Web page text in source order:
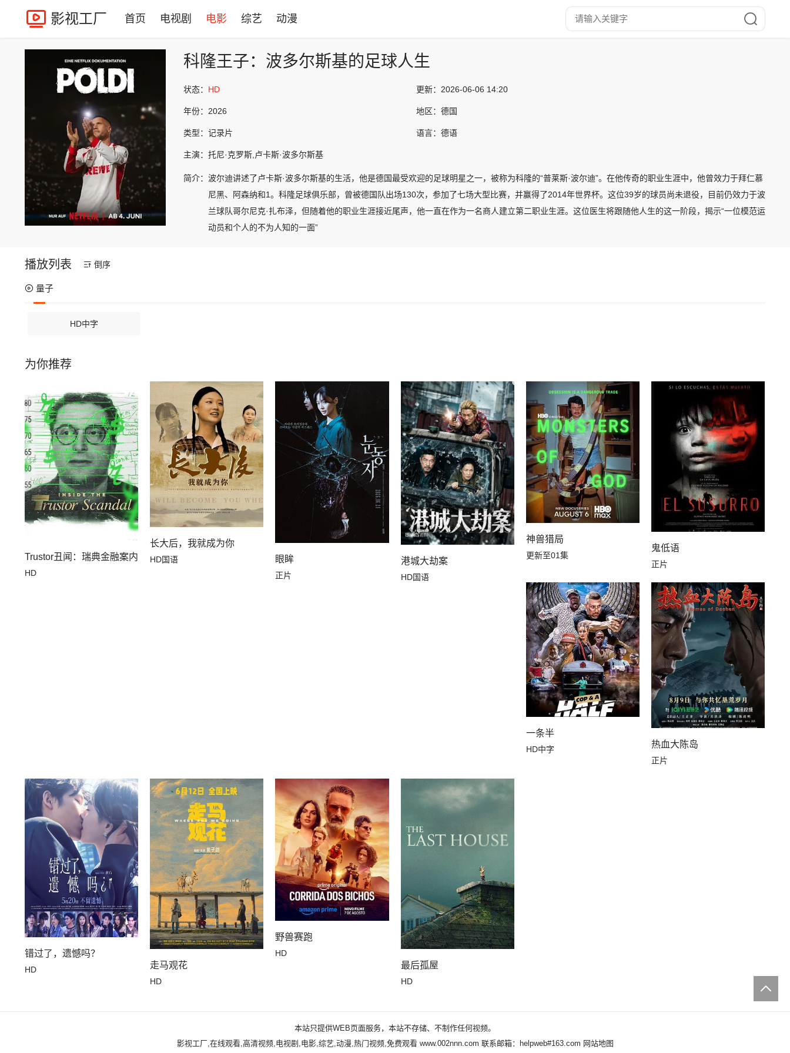
影视工厂 首页 电视剧 电影 综艺 动漫
科隆王子：波多尔斯基的足球人生
状态： HD 更新： 2026-06-06 14:20
年份： 2026 地区： 德国
类型： 记录片 语言： 德语
主演： 托尼·克罗斯,卢卡斯·波多尔斯基
简介： 波尔迪讲述了卢卡斯·波多尔斯基的生活，他是德国最受欢迎的足球明星之一，被称为科隆的“普莱斯·波尔迪”。在他传奇的职业生涯中，他曾效力于拜仁慕
尼黑、阿森纳和1。科隆足球俱乐部，曾被德国队出场130次，参加了七场大型比赛，并赢得了2014年世界杯。这位39岁的球员尚未退役，目前仍效力于波
兰球队哥尔尼克·扎布泽，但随着他的职业生涯接近尾声，他一直在作为一名商人建立第二职业生涯。这位医生将跟随他人生的这一阶段，揭示“一位模范运
动员和个人的不为人知的一面”
播放列表 倒序
量子
HD中字
为你推荐
Trustor丑闻：瑞典金融案内幕
HD
长大后，我就成为你
HD国语 眼眸
正片
港城大劫案
HD国语
神兽猎局
更新至01集
鬼低语
正片
一条半
HD中字 热血大陈岛
正片
错过了，遗憾吗？
HD 走马观花
HD
野兽赛跑
HD
最后孤屋
HD
本站只提供WEB页面服务，本站不存储、不制作任何视频。
影视工厂,在线观看,高清视频,电视剧,电影,综艺,动漫,热门视频,免费观看 www.002nnn.com 联系邮箱：helpweb#163.com 网站地图